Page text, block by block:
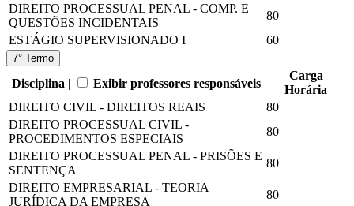
DIREITO PROCESSUAL PENAL - COMP. E
QUESTÕES INCIDENTAIS
80
ESTÁGIO SUPERVISIONADO I
60
7° Termo
Disciplina | Exibir professores responsáveis
Carga
Horária
DIREITO CIVIL - DIREITOS REAIS
80
DIREITO PROCESSUAL CIVIL -
PROCEDIMENTOS ESPECIAIS
80
DIREITO PROCESSUAL PENAL - PRISÕES E
SENTENÇA
80
DIREITO EMPRESARIAL - TEORIA
JURÍDICA DA EMPRESA
80